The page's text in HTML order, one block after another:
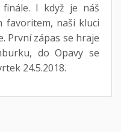
I když je náš
favoritem, naši kluci
První zápas se hraje
do Opavy se
24.5.2018.